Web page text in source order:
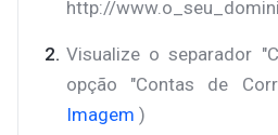
http://
Visualize o separador
opção "Contas de
Imagem )